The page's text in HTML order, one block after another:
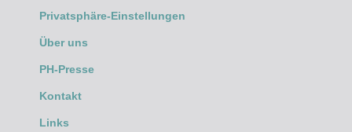
Privatsphäre-Einstellungen
Über uns
PH-Presse
Kontakt
Links